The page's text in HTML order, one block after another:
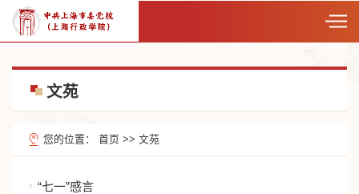
文苑
您的位置： 首页 >> 文苑
“七一”感言